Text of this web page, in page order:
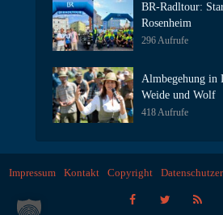
BR-Radltour:
Rosenheim
296 Aufrufe
Almbegehung in
Weide und Wolf
418 Aufrufe
Impressum Kontakt Copyright